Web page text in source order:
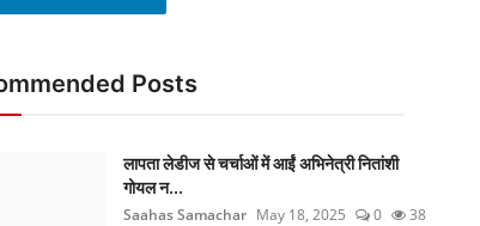
Posts
लापता लेडीज से चर्चाओं में आईं अभिनेत्री नितांशी
गोयल न...
Saahas Samachar May 18, 2025 0 38